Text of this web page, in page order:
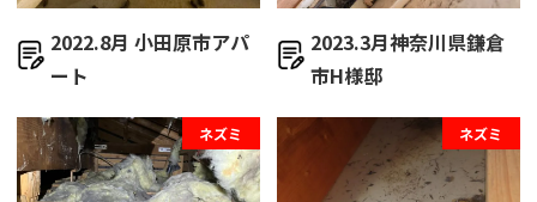
2022.8月 小田原市アパ
ート
2023.3月神奈川県鎌倉
市H様邸
ネズミ ネズミ